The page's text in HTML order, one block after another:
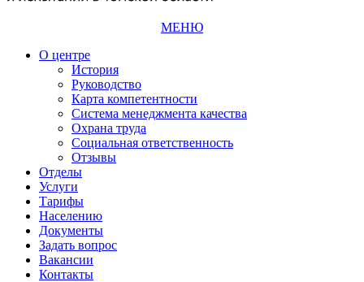
МЕНЮ
О центре
История
Руководство
Карта компетентности
Система менеджмента качества
Охрана труда
Социальная ответственность
Отзывы
Отделы
Услуги
Тарифы
Населению
Документы
Задать вопрос
Вакансии
Контакты